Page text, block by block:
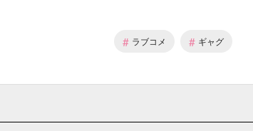
# ラブコメ # ギャグ